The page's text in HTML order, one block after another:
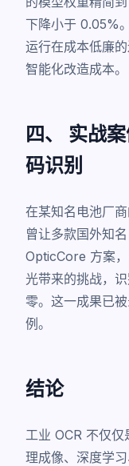
下降小于 0.05%
运行在成本低廉
智能化改造成本。
四、 实战
码识别
在某知名电池厂
曾让多款国外知
OpticCore 方案
光带来的挑战，
零。这一成果已
例。
结论
工业 OCR 不仅
理成像、深度学